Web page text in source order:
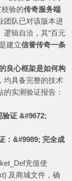
验的传奇服务端
队已对该版本进
逻辑自洽，其“百元
建立信誉传奇一条
良心框架是如何构
均具备完整的技术
实测验证报告：
证 &#9672;
：&#9989; 完全成
充值使
及商城文件，确